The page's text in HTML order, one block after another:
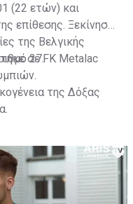
(22 ετών) και
επίθεσης. Ξεκίνησε
της Βελγικής
σε FK Metalac
27.
της Δόξας